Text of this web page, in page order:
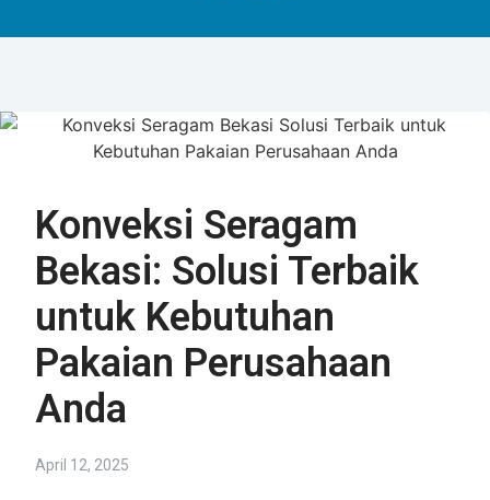
Konveksi Seragam
Bekasi: Solusi Terbaik
untuk Kebutuhan
Pakaian Perusahaan
Anda
April 12, 2025